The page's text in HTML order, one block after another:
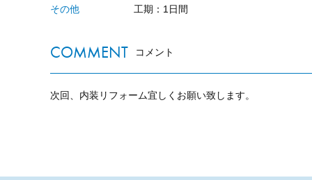
その他 工期：1日間
COMMENT コメント
次回、内装リフォーム宜しくお願い致します。